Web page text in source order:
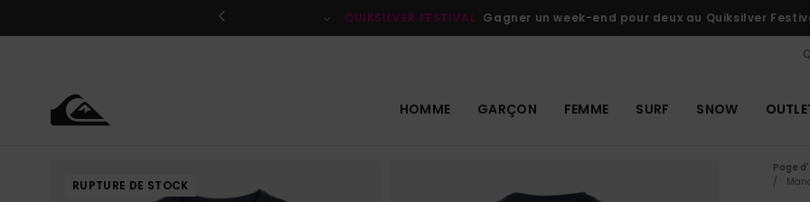
le
QUIKSILVER FESTIVAL Gagner un week-end pour deux au Quiksilver
HOMME GARÇON FEMME SURF SNOW
RUPTURE DE STOCK
Page